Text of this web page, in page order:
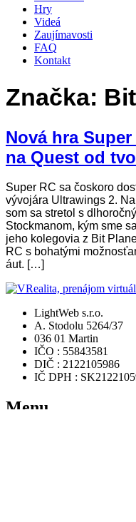
Hry
Videá
Zaujímavosti
FAQ
Kontakt
Značka:
Nová hra
na Quest od
Super RC sa čoskoro
vývojára Ultrawings 2.
som sa stretol s
Stockmanom, kým sme
jeho kolegovia z Bit
RC s bohatými
áut. […]
LightWeb s.r.o.
A. Stodolu 5264/37
036 01 Martin
IČO : 55843581
DIČ : 2122105986
IČ DPH :
Menu